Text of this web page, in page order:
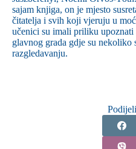
sajam knjiga, on je mjesto
čitatelja i svih koji vjeruju u
učenici su imali priliku upoznati
glavnog grada gdje su nekoliko
razgledavanju.
Podijeli